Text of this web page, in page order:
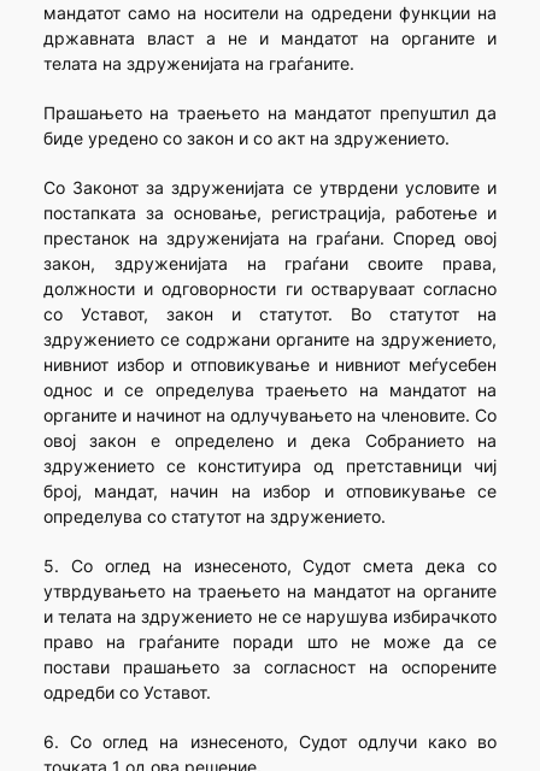
мандатот само на носители на одредени функции на
државната власт а не и мандатот на органите и
телата на здруженијата на граѓаните.
Прашањето на траењето на мандатот препуштил да
биде уредено со закон и со акт на здружението.
Со Законот за здруженијата се утврдени условите и
постапката за основање, регистрација, работење и
престанок на здруженијата на граѓани. Според овој
закон, здруженијата на граѓани своите права,
должности и одговорности ги остваруваат согласно
со Уставот, закон и статутот. Во статутот на
здружението се содржани органите на здружението,
нивниот избор и отповикување и нивниот меѓусебен
однос и се определува траењето на мандатот на
органите и начинот на одлучувањето на членовите. Со
овој закон е определено и дека Собранието на
здружението се конституира од претставници чиј
број, мандат, начин на избор и отповикување се
определува со статутот на здружението.
5. Со оглед на изнесеното, Судот смета дека со
утврдувањето на траењето на мандатот на органите
и телата на здружението не се нарушува избирачкото
право на граѓаните поради што не може да се
постави прашањето за согласност на оспорените
одредби со Уставот.
6. Со оглед на изнесеното, Судот одлучи како во